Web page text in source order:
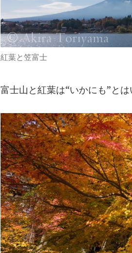
紅葉と笠富士
富士山と紅葉は“いかにも”とは